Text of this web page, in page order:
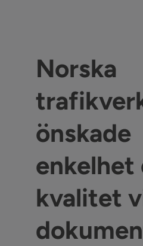
Norska
önskade
enkelhet
kvalitet